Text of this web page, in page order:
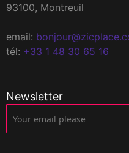
93100, Montreuil
email:
tél: +33 1 48 30 65 16
Newsletter